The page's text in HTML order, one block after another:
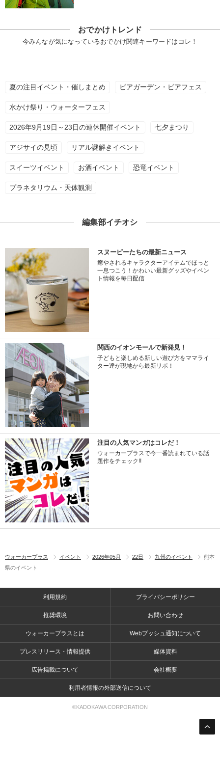
おでかけトレンド
今みんなが気になっているおでかけ関連キーワードはコレ！
夏の注目イベント・催しまとめ ビアガーデン・ビアフェス
水かけ祭り・ウォーターフェス
2026年9月19日～23日の連休開催イベント 七夕まつり
アジサイの見頃 リアル謎解きイベント
スイーツイベント お酒イベント 恐竜イベント
プラネタリウム・天体観測
編集部イチオシ
スヌーピーたちの最新ニュース
癒やされるキャラクターアイテムでほっと
一息つこう！かわいい最新グッズやイベン
ト情報を毎日配信
関西のイオンモールで新発見！
子どもと楽しめる新しい遊び方をママライ
ター達が現地から最新リポ！
注目の人気マンガはコレだ！
ウォーカープラスで今一番読まれている話
題作をチェック!!
ウォーカープラス イベント 2026年05月 22日 九州のイベント
熊本
県のイベント
利用規約 プライバシーポリシー
推奨環境 お問い合わせ
ウォーカープラスとは Webプッシュ通知について
プレスリリース・情報提供 媒体資料
広告掲載について 会社概要
利用者情報の外部送信について
©KADOKAWA CORPORATION